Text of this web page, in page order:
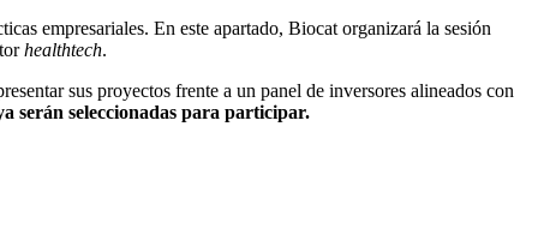
empresariales. En este apartado, Biocat organizará la sesión
healthtech.
sus proyectos frente a un panel de inversores alineados con
serán seleccionadas para participar.